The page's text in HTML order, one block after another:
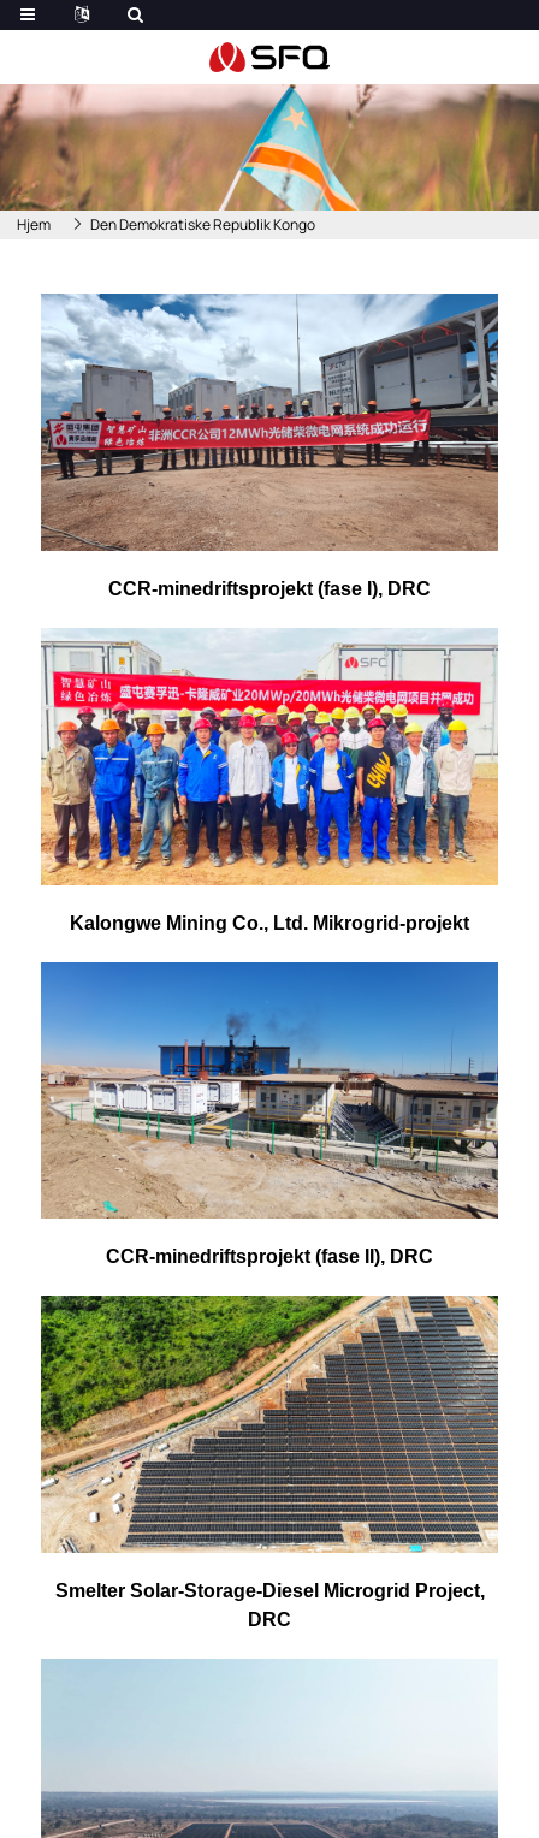
Hjem Den Demokratiske Republik Kongo
CCR-minedriftsprojekt (fase I), DRC
Kalongwe Mining Co., Ltd. Mikrogrid-projekt
CCR-minedriftsprojekt (fase II), DRC
Smelter Solar-Storage-Diesel Microgrid Project,
DRC